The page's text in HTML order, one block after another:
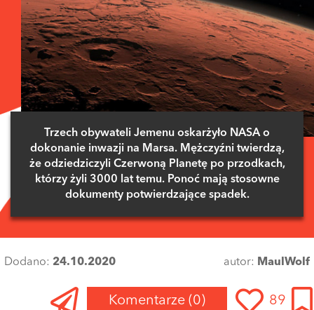
Trzech obywateli Jemenu oskarżyło NASA o
dokonanie inwazji na Marsa. Mężczyźni twierdzą,
że odziedziczyli Czerwoną Planetę po przodkach,
którzy żyli 3000 lat temu. Ponoć mają stosowne
dokumenty potwierdzające spadek.
Dodano: 24.10.2020 autor: MaulWolf
Komentarze (0) 89